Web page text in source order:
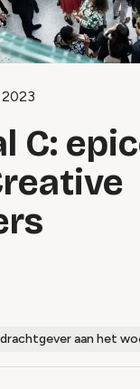
2023
C:
aan het